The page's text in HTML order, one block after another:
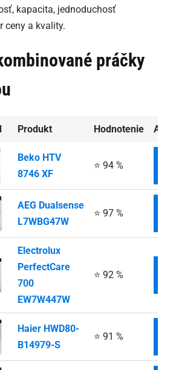
kapacita, jednoduchosť
ceny a kvality.
práčky
Produkt Hodnotenie
Beko HTV
8746 XF
⭐ 94 %
AEG Dualsense
L7WBG47W
⭐ 97 %
Electrolux
PerfectCare
700
EW7W447W
⭐ 92 %
Haier HWD80-
B14979-S
⭐ 91 %